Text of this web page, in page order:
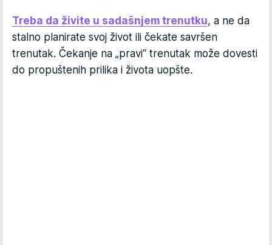
Treba da živite u sadašnjem trenutku, a ne da
stalno planirate svoj život ili čekate savršen
trenutak. Čekanje na „pravi“ trenutak može dovesti
do propuštenih prilika i života uopšte.